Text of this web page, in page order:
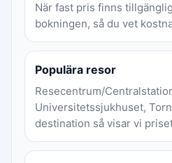
När fast pris finns
bokningen, så du vet
Populära resor
Resecentrum/
Universitetssjukhuset,
destination så visar vi